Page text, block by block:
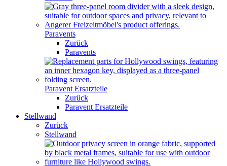
Paravents
Zurück
Paravents
Paravent Ersatzteile
Zurück
Paravent Ersatzteile
Stellwand
Zurück
Stellwand